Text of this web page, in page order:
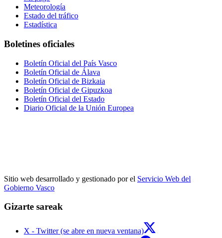
Meteorología
Estado del tráfico
Estadística
Boletines oficiales
Boletín Oficial del País Vasco
Boletín Oficial de Álava
Boletín Oficial de Bizkaia
Boletín Oficial de Gipuzkoa
Boletín Oficial del Estado
Diario Oficial de la Unión Europea
Sitio web desarrollado y gestionado por el Servicio Web del
Gobierno Vasco
Gizarte sareak
X - Twitter (se abre en nueva ventana)